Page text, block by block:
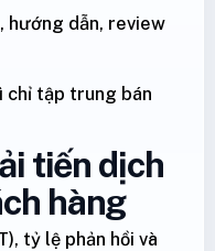
hướng dẫn, review
chỉ tập trung bán
tiến dịch
hàng
tỷ lệ phản hồi và